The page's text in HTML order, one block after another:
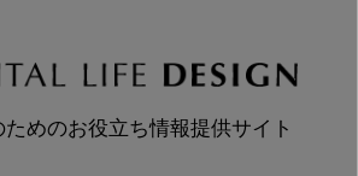
めのお役立ち情報提供サイト